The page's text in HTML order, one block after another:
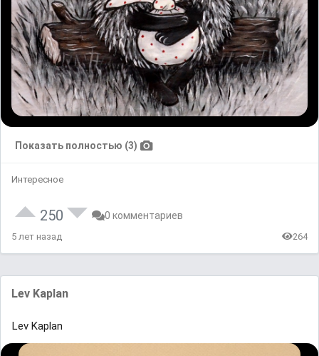
Показать полностью (3)
Интересное
250 0 комментариев
5 лет назад 264
Lev Kaplan
Lev Kaplan